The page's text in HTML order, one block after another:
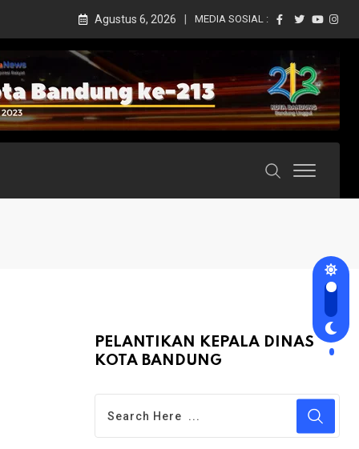
Agustus 6, 2026 MEDIA SOSIAL :
PELANTIKAN KEPALA DINAS
KOTA BANDUNG